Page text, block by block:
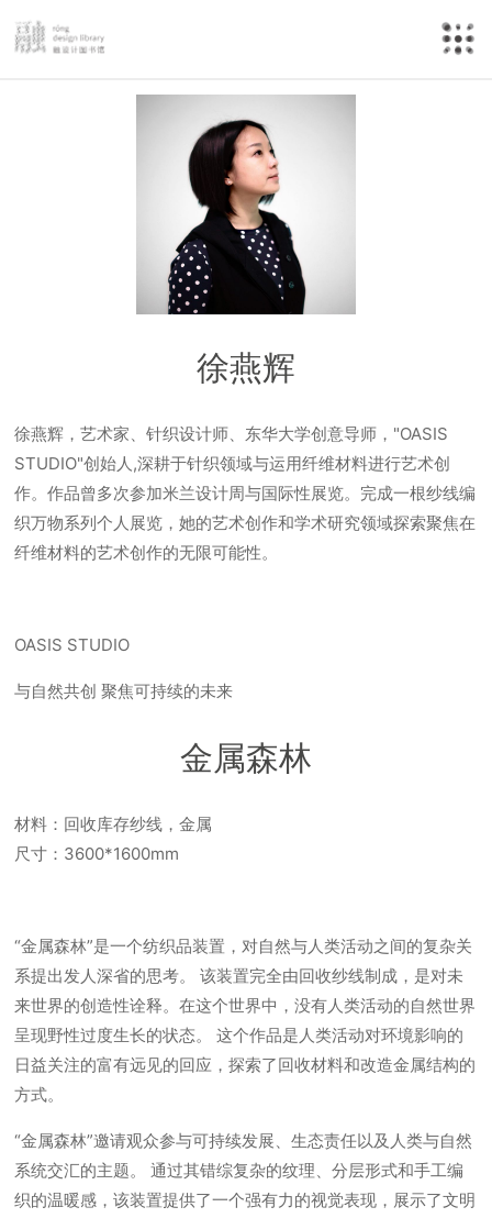
徐燕辉
徐燕辉，艺术家、针织设计师、东华大学创意导师，"OASIS
STUDIO"创始人,深耕于针织领域与运用纤维材料进行艺术创
作。作品曾多次参加米兰设计周与国际性展览。完成一根纱线编
织万物系列个人展览，她的艺术创作和学术研究领域探索聚焦在
纤维材料的艺术创作的无限可能性。
OASIS STUDIO
与自然共创 聚焦可持续的未来
金属森林
材料：回收库存纱线，金属
尺寸：3600*1600mm
“金属森林”是一个纺织品装置，对自然与人类活动之间的复杂关
系提出发人深省的思考。 该装置完全由回收纱线制成，是对未
来世界的创造性诠释。在这个世界中，没有人类活动的自然世界
呈现野性过度生长的状态。 这个作品是人类活动对环境影响的
日益关注的富有远见的回应，探索了回收材料和改造金属结构的
方式。
“金属森林”邀请观众参与可持续发展、生态责任以及人类与自然
系统交汇的主题。 通过其错综复杂的纹理、分层形式和手工编
织的温暖感，该装置提供了一个强有力的视觉表现，展示了文明